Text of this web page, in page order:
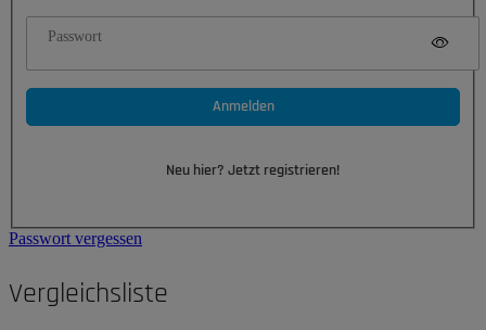
Passwort
Anmelden
Neu hier? Jetzt registrieren!
Passwort vergessen
Vergleichsliste